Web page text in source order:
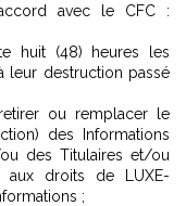
avec le CFC :
huit (48) heures les
leur destruction passé
ou remplacer le
des Informations
des Titulaires et/ou
aux droits de LUXE-
;